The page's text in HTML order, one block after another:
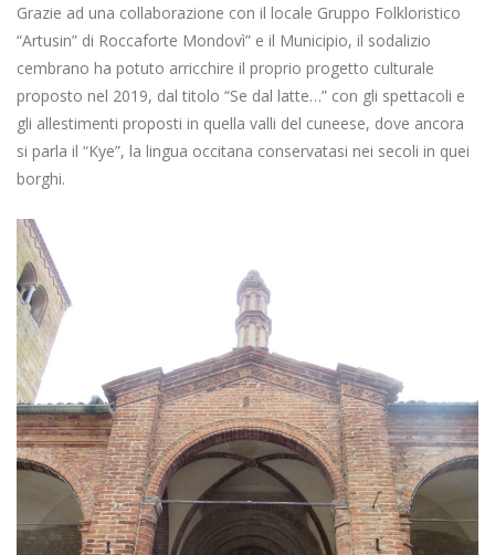
Grazie ad una collaborazione con il locale Gruppo Folkloristico
“Artusin” di Roccaforte Mondovì” e il Municipio, il sodalizio
cembrano ha potuto arricchire il proprio progetto culturale
proposto nel 2019, dal titolo “Se dal latte…” con gli spettacoli e
gli allestimenti proposti in quella valli del cuneese, dove ancora
si parla il “Kye”, la lingua occitana conservatasi nei secoli in quei
borghi.